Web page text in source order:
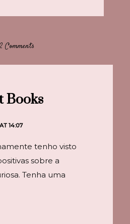
2 Comments
Books
14:07
tenho visto
sobre a
Tenha uma